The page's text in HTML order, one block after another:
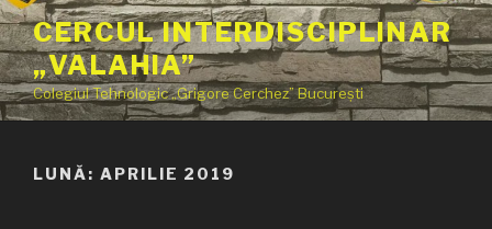
Sari
la
conținut
CERCUL INTERDISCIPLINAR
„VALAHIA”
Colegiul Tehnologic „Grigore Cerchez” București
LUNĂ: APRILIE 2019